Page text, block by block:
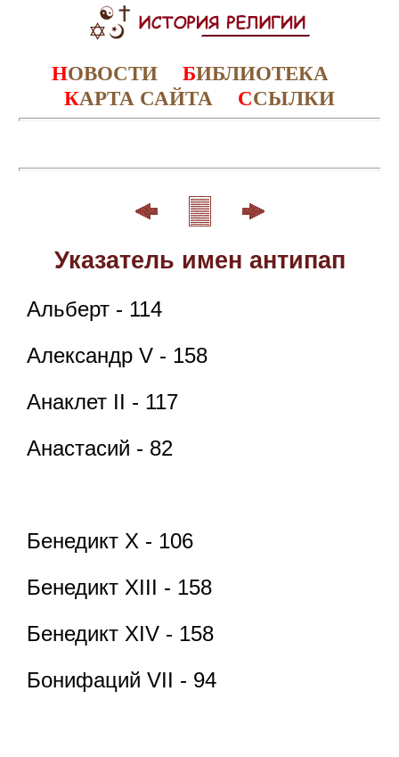
НОВОСТИ БИБЛИОТЕКА
КАРТА САЙТА ССЫЛКИ
Указатель имен антипап
Альберт - 114
Александр V - 158
Анаклет II - 117
Анастасий - 82
Бенедикт X - 106
Бенедикт XIII - 158
Бенедикт XIV - 158
Бонифаций VII - 94